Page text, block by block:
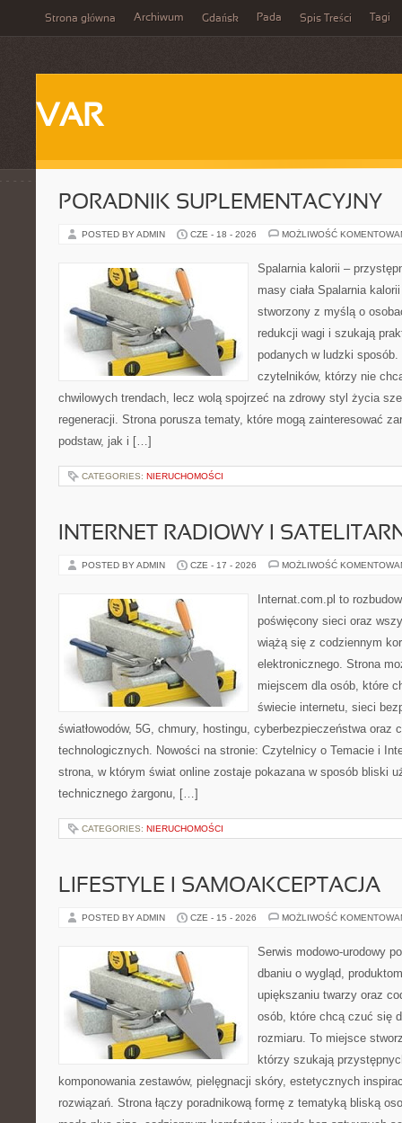
Strona główna Archiwum Gdańsk Pada Spis Treści Tagi
VAR
PORADNIK SUPLEMENTACYJNY
POSTED BY ADMIN CZE - 18 - 2026 MOŻLIWOŚĆ
Spalarnia kalorii –
masy ciała Spalarnia
stworzony z myślą o
redukcji wagi i szukają
podanych w ludzki sposób.
czytelników, którzy nie
chwilowych trendach, lecz wolą spojrzeć na zdrowy styl życia
regeneracji. Strona porusza tematy, które mogą zainteresować
podstaw, jak i […]
CATEGORIES: NIERUCHOMOŚCI
INTERNET RADIOWY I
POSTED BY ADMIN CZE - 17 - 2026 MOŻLIWOŚĆ
Internat.com.pl to
poświęcony sieci oraz
wiążą się z codziennym
elektronicznego. Strona
miejscem dla osób, które
świecie internetu, sieci
światłowodów, 5G, chmury, hostingu, cyberbezpieczeństwa oraz
technologicznych. Nowości na stronie: Czytelnicy o Temacie i
strona, w którym świat online zostaje pokazana w sposób bliski
technicznego żargonu, […]
CATEGORIES: NIERUCHOMOŚCI
LIFESTYLE I SAMOAKCEPTACJA
POSTED BY ADMIN CZE - 15 - 2026 MOŻLIWOŚĆ
Serwis modowo-urodowy
dbaniu o wygląd,
upiększaniu twarzy oraz
osób, które chcą czuć się
rozmiaru. To miejsce
którzy szukają
komponowania zestawów, pielęgnacji skóry, estetycznych
rozwiązań. Strona łączy poradnikową formę z tematyką bliską